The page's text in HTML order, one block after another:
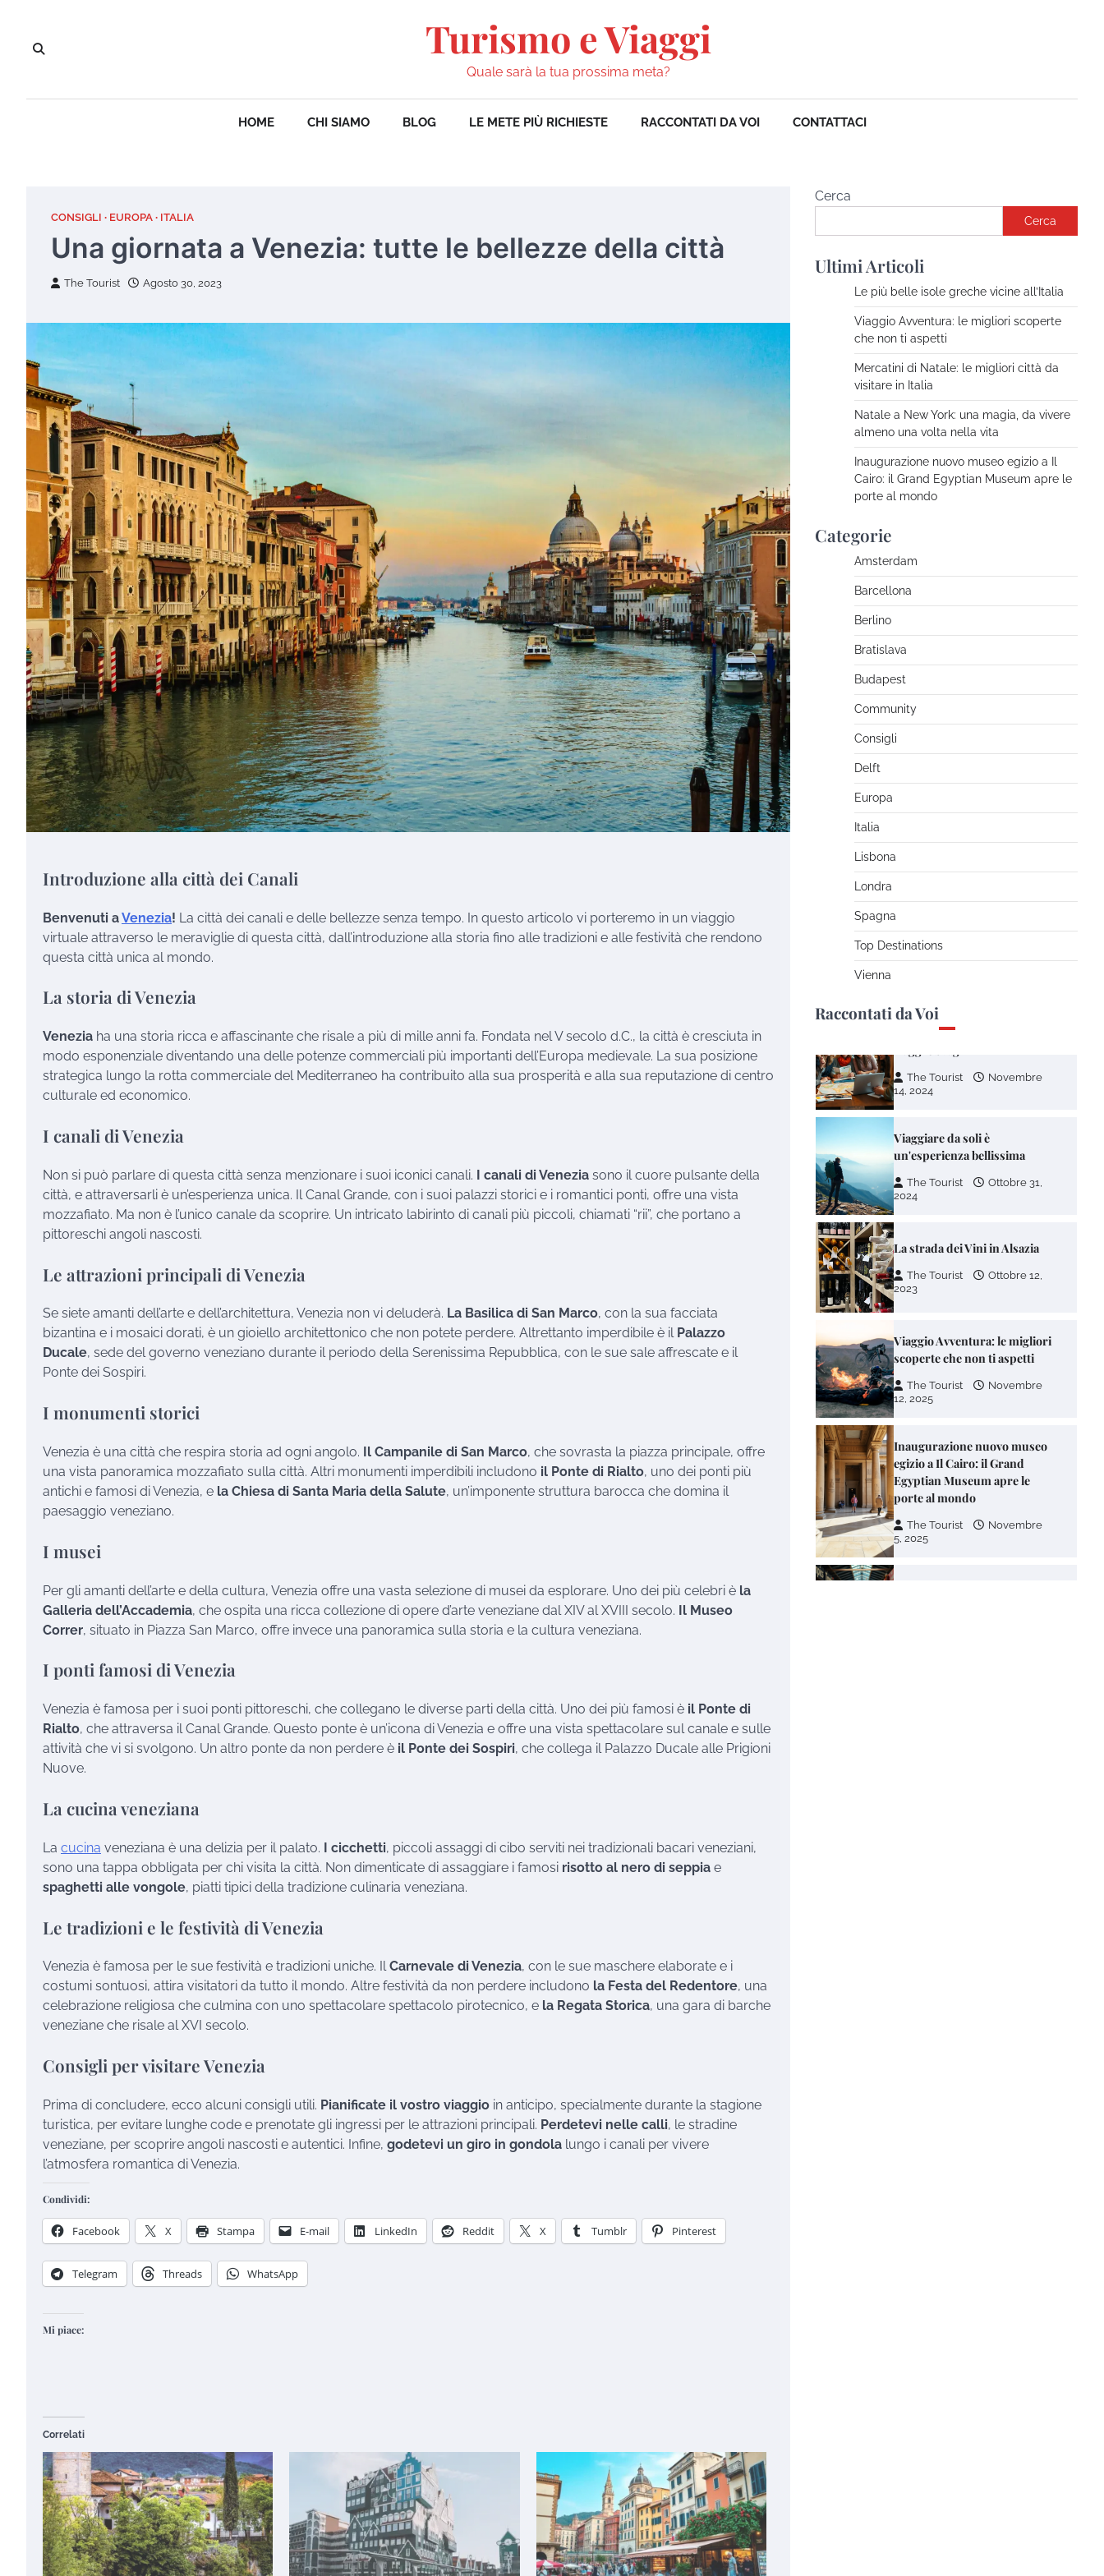
content
Turismo e Viaggi
Quale sarà la tua prossima meta?
HOME CHI SIAMO BLOG LE METE PIÙ RICHIESTE RACCONTATI DA VOI CONTATTACI
CONSIGLI EUROPA ITALIA
Una giornata a Venezia: tutte le bellezze della città
The Tourist Agosto 30, 2023
Introduzione alla città dei Canali
Benvenuti aVenezia! La città dei canali e delle bellezze senza tempo. In questo articolo vi porteremo in un viaggio
virtuale attraverso le meraviglie di questa città, dall’introduzione alla storia fino alle tradizioni e alle festività che rendono
questa città unica al mondo.
La storia di Venezia
Venezia ha una storia ricca e affascinante che risale a più di mille anni fa. Fondata nel V secolo d.C., la città è cresciuta in
modo esponenziale diventando una delle potenze commerciali più importanti dell’Europa medievale. La sua posizione
strategica lungo la rotta commerciale del Mediterraneo ha contribuito alla sua prosperità e alla sua reputazione di centro
culturale ed economico.
I canali di Venezia
Non si può parlare di questa città senza menzionare i suoi iconici canali. I canali di Venezia sono il cuore pulsante della
città, e attraversarli è un’esperienza unica. Il Canal Grande, con i suoi palazzi storici e i romantici ponti, offre una vista
mozzafiato. Ma non è l’unico canale da scoprire. Un intricato labirinto di canali più piccoli, chiamati “rii”, che portano a
pittoreschi angoli nascosti.
Le attrazioni principali di Venezia
Se siete amanti dell’arte e dell’architettura, Venezia non vi deluderà. La Basilica di San Marco, con la sua facciata
bizantina e i mosaici dorati, è un gioiello architettonico che non potete perdere. Altrettanto imperdibile è il Palazzo
Ducale, sede del governo veneziano durante il periodo della Serenissima Repubblica, con le sue sale affrescate e il
Ponte dei Sospiri.
I monumenti storici
Venezia è una città che respira storia ad ogni angolo. Il Campanile di San Marco, che sovrasta la piazza principale, offre
una vista panoramica mozzafiato sulla città. Altri monumenti imperdibili includono il Ponte di Rialto, uno dei ponti più
antichi e famosi di Venezia, e la Chiesa di Santa Maria della Salute, un’imponente struttura barocca che domina il
paesaggio veneziano.
I musei
Per gli amanti dell’arte e della cultura, Venezia offre una vasta selezione di musei da esplorare. Uno dei più celebri è la
Galleria dell’Accademia, che ospita una ricca collezione di opere d’arte veneziane dal XIV al XVIII secolo. Il Museo
Correr, situato in Piazza San Marco, offre invece una panoramica sulla storia e la cultura veneziana.
I ponti famosi di Venezia
Venezia è famosa per i suoi ponti pittoreschi, che collegano le diverse parti della città. Uno dei più famosi è il Ponte di
Rialto, che attraversa il Canal Grande. Questo ponte è un’icona di Venezia e offre una vista spettacolare sul canale e sulle
attività che vi si svolgono. Un altro ponte da non perdere è il Ponte dei Sospiri, che collega il Palazzo Ducale alle Prigioni
Nuove.
La cucina veneziana
La cucina veneziana è una delizia per il palato. I cicchetti, piccoli assaggi di cibo serviti nei tradizionali bacari veneziani,
sono una tappa obbligata per chi visita la città. Non dimenticate di assaggiare i famosi risotto al nero di seppia e
spaghetti alle vongole, piatti tipici della tradizione culinaria veneziana.
Le tradizioni e le festività di Venezia
Venezia è famosa per le sue festività e tradizioni uniche. IlCarnevale di Venezia, con le sue maschere elaborate e i
costumi sontuosi, attira visitatori da tutto il mondo. Altre festività da non perdere includono la Festa del Redentore, una
celebrazione religiosa che culmina con uno spettacolare spettacolo pirotecnico, e la Regata Storica, una gara di barche
veneziane che risale al XVI secolo.
Consigli per visitare Venezia
Prima di concludere, ecco alcuni consigli utili. Pianificate il vostro viaggio in anticipo, specialmente durante la stagione
turistica, per evitare lunghe code e prenotate gli ingressi per le attrazioni principali. Perdetevi nelle calli, le stradine
veneziane, per scoprire angoli nascosti e autentici. Infine, godetevi un giro in gondola lungo i canali per vivere
l’atmosfera romantica di Venezia.
Condividi:
Facebook X Stampa E-mail LinkedIn Reddit X Tumblr Pinterest
Telegram Threads WhatsApp
Mi piace:
Correlati
Cerca
Cerca
Ultimi Articoli
Le più belle isole greche vicine all’Italia
Viaggio Avventura: le migliori scoperte
che non ti aspetti
Mercatini di Natale: le migliori città da
visitare in Italia
Natale a New York: una magia, da vivere
almeno una volta nella vita
Inaugurazione nuovo museo egizio a Il
Cairo: il Grand Egyptian Museum apre le
porte al mondo
Categorie
Amsterdam
Barcellona
Berlino
Bratislava
Budapest
Community
Consigli
Delft
Europa
Italia
Lisbona
Londra
Spagna
Top Destinations
Vienna
Raccontati da Voi
The Tourist
Novembre
Avventure nel Mondo –
Viaggi di gruppo
The Tourist
Novembre
27, 2024
I giovani risparmiano per
viaggi e svaghi
The Tourist
Novembre
14, 2024
Viaggiare da soli è
un'esperienza bellissima
La strada dei Vini in Alsazia
Viaggio Avventura: le migliori
scoperte che non ti aspetti
The Tourist
Novembre
12, 2025
Inaugurazione nuovo museo
porte al mondo
Avventure nel Mondo –
Viaggi di gruppo
I giovani risparmiano per
The Tourist
Novembre
14, 2024
Viaggiare da soli è
un'esperienza bellissima
The Tourist
Ottobre 31,
2024
La strada dei Vini in Alsazia
The Tourist
Ottobre 12,
2023
Viaggio Avventura: le migliori
scoperte che non ti aspetti
The Tourist
Novembre
12, 2025
Inaugurazione nuovo museo
egizio a Il Cairo: il Grand
Egyptian Museum apre le
porte al mondo
The Tourist
Novembre
5, 2025